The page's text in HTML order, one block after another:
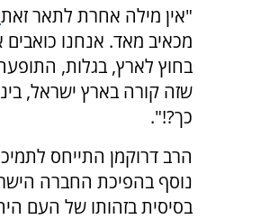
"אין מילה אחרת לתאר זאת
מכאיב מאד. אנחנו
בחוץ לארץ, בגלות,
שזה קורה בארץ ישראל,
כך?!".
הרב דרוקמן התייחס
נוסף בהפיכת החברה
בסיסית בזהותו של העם